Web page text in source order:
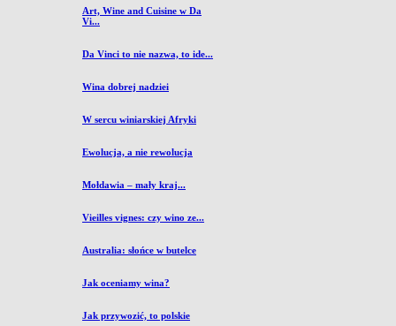
Art, Wine and Cuisine w Da
Vi...
Da Vinci to nie nazwa, to ide...
Wina dobrej nadziei
W sercu winiarskiej Afryki
Ewolucja, a nie rewolucja
Mołdawia – mały kraj...
Vieilles vignes: czy wino ze...
Australia: słońce w butelce
Jak oceniamy wina?
Jak przywozić, to polskie